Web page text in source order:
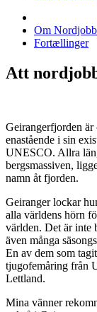
Om Nordjobb
Fortællinger
Att
Geirangerfjorden är
enastående i sin
UNESCO. Allra
bergsmassiven,
namn åt fjorden.
Geiranger lockar
alla världens hörn
världen. Det är inte
även många
En av dem som
tjugofemåring från
Lettland.
Mina vänner